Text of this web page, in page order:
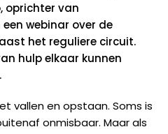
oprichter van
webinar over de
het reguliere circuit.
hulp elkaar kunnen
vallen en opstaan. Soms is
onmisbaar. Maar als